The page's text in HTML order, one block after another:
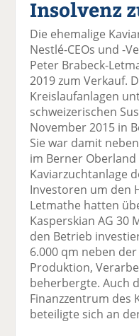
Insolvenz
Die ehemalige
Nestlé-CEOs und -
Peter Brabeck-
2019 zum Verkauf.
Kreislaufanlagen
schweizerischen
November 2015 in
Sie war damit
im Berner Oberland
Kaviarzuchtanlage
Investoren um den
Letmathe hatten
Kasperskian AG 30
den Betrieb
6.000 qm neben
Produktion,
beherbergte. Auch
Finanzzentrum des
beteiligte sich an